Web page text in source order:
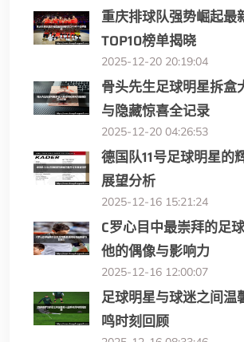
重庆排球队强势崛起最
TOP10榜单揭晓
2025-12-20 20:19:04
骨头先生足球明星拆盒
与隐藏惊喜全记录
2025-12-20 04:26:53
德国队11号足球明星的
展望分析
2025-12-16 15:21:24
C罗心目中最崇拜的足
他的偶像与影响力
2025-12-16 12:00:07
足球明星与球迷之间温
鸣时刻回顾